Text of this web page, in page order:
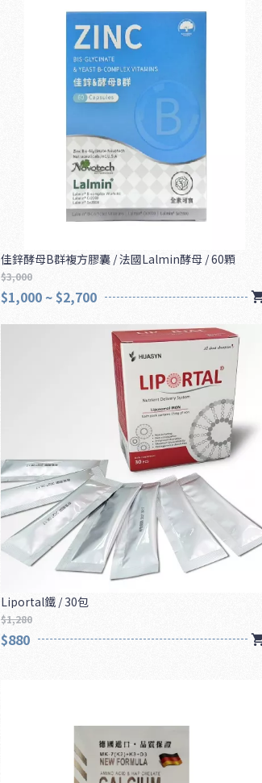
佳鋅酵母B群複方膠囊 / 法國Lalmin酵母 / 60顆
$3,000
$1,000 ~ $2,700
Liportal鐵 / 30包
$1,280
$880